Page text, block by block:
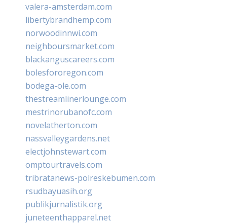
valera-amsterdam.com
libertybrandhemp.com
norwoodinnwi.com
neighboursmarket.com
blackanguscareers.com
bolesfororegon.com
bodega-ole.com
thestreamlinerlounge.com
mestrinorubanofc.com
novelatherton.com
nassvalleygardens.net
electjohnstewart.com
omptourtravels.com
tribratanews-polreskebumen.com
rsudbayuasih.org
publikjurnalistik.org
juneteenthapparel.net